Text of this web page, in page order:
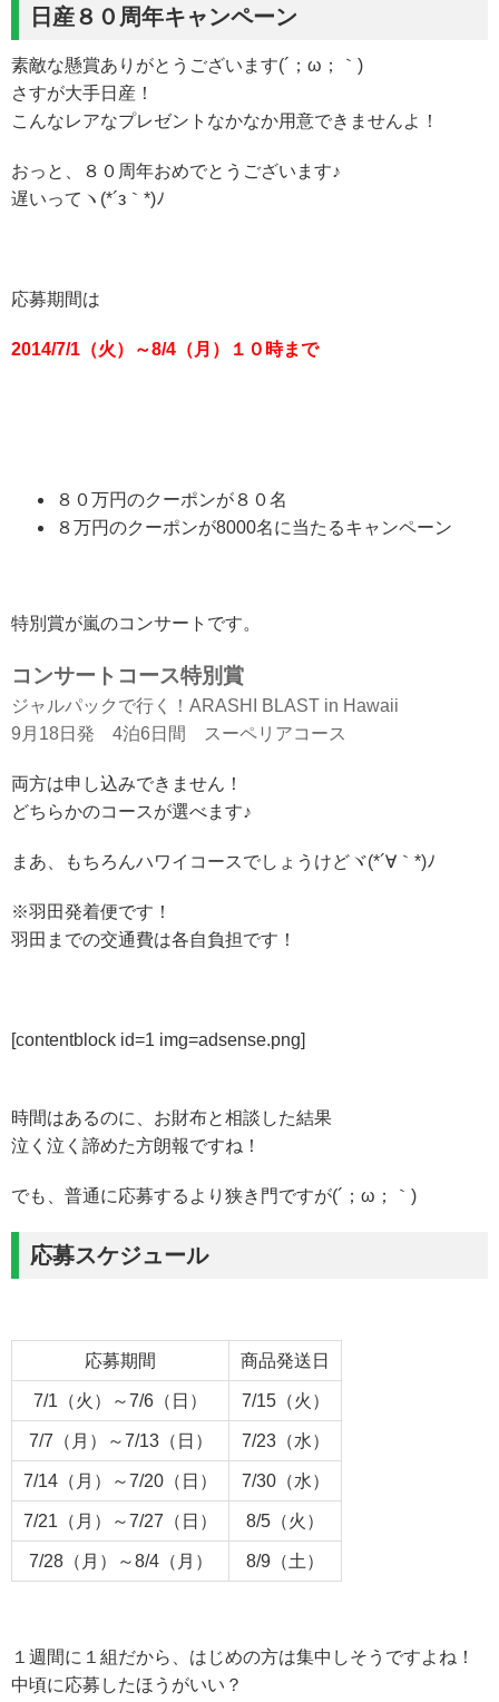
日産８０周年キャンペーン
素敵な懸賞ありがとうございます(´；ω；｀)
さすが大手日産！
こんなレアなプレゼントなかなか用意できませんよ！
おっと、８０周年おめでとうございます♪
遅いってヽ(*´з｀*)ﾉ
応募期間は
2014/7/1（火）～8/4（月）１０時まで
８０万円のクーポンが８０名
８万円のクーポンが8000名に当たるキャンペーン
特別賞が嵐のコンサートです。
コンサートコース特別賞
ジャルパックで行く！ARASHI BLAST in Hawaii
9月18日発 4泊6日間 スーペリアコース
両方は申し込みできません！
どちらかのコースが選べます♪
まあ、もちろんハワイコースでしょうけどヾ(*´∀｀*)ﾉ
※羽田発着便です！
羽田までの交通費は各自負担です！
[contentblock id=1 img=adsense.png]
時間はあるのに、お財布と相談した結果
泣く泣く諦めた方朗報ですね！
でも、普通に応募するより狭き門ですが(´；ω；｀)
応募スケジュール
応募期間 商品発送日
7/1（火）～7/6（日） 7/15（火）
7/7（月）～7/13（日） 7/23（水）
7/14（月）～7/20（日） 7/30（水）
7/21（月）～7/27（日） 8/5（火）
7/28（月）～8/4（月） 8/9（土）
１週間に１組だから、はじめの方は集中しそうですよね！
中頃に応募したほうがいい？